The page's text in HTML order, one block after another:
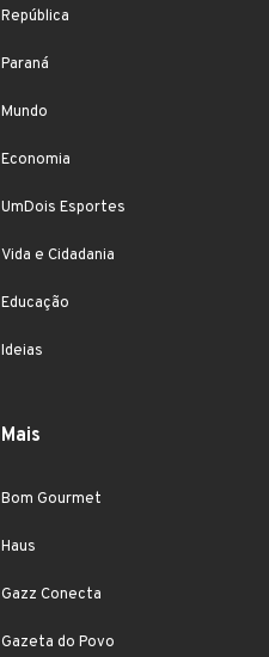
República
Paraná
Mundo
Economia
UmDois Esportes
Vida e Cidadania
Educação
Ideias
Mais
Bom Gourmet
Haus
Gazz Conecta
Gazeta do Povo